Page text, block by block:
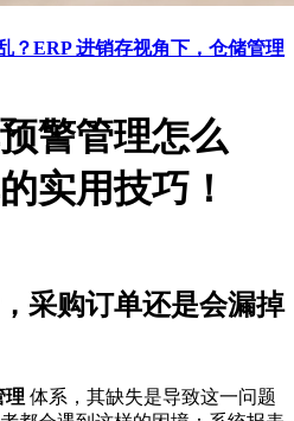
？ERP 进销存视角下，仓储管理
警管理怎么
实用技巧！
采购订单还是会漏掉
理 体系，其缺失是导致这一问题